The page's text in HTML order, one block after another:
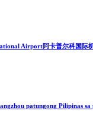
Airport阿卡普尔科国际
patungong Pilipinas